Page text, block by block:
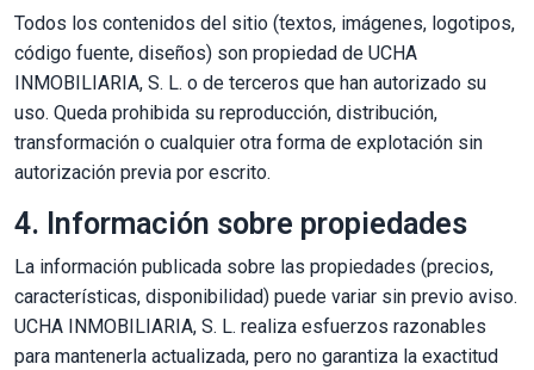
Todos los contenidos del sitio (textos, imágenes, logotipos,
código fuente, diseños) son propiedad de UCHA
INMOBILIARIA, S. L. o de terceros que han autorizado su
uso. Queda prohibida su reproducción, distribución,
transformación o cualquier otra forma de explotación sin
autorización previa por escrito.
4. Información sobre propiedades
La información publicada sobre las propiedades (precios,
características, disponibilidad) puede variar sin previo aviso.
UCHA INMOBILIARIA, S. L. realiza esfuerzos razonables
para mantenerla actualizada, pero no garantiza la exactitud